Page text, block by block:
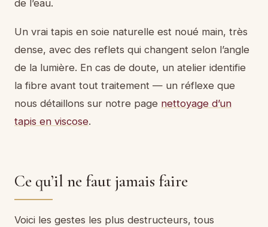
de l’eau.
Un vrai tapis en soie naturelle est noué main, très
dense, avec des reflets qui changent selon l’angle
de la lumière. En cas de doute, un atelier identifie
la fibre avant tout traitement — un réflexe que
nous détaillons sur notre page nettoyage d’un
tapis en viscose.
Ce qu’il ne faut jamais faire
Voici les gestes les plus destructeurs, tous